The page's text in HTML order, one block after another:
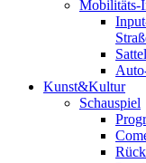
Mobilitäts-
Kunst&Kultur
Schauspiel